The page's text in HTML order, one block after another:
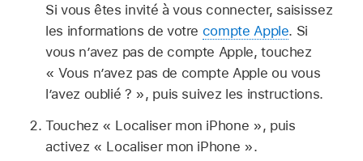
Si vous êtes invité à vous connecter, saisissez
les informations de votre compte Apple. Si
vous n’avez pas de compte Apple, touchez
« Vous n’avez pas de compte Apple ou vous
l’avez oublié ? », puis suivez les instructions.
Touchez « Localiser mon iPhone », puis
activez « Localiser mon iPhone ».